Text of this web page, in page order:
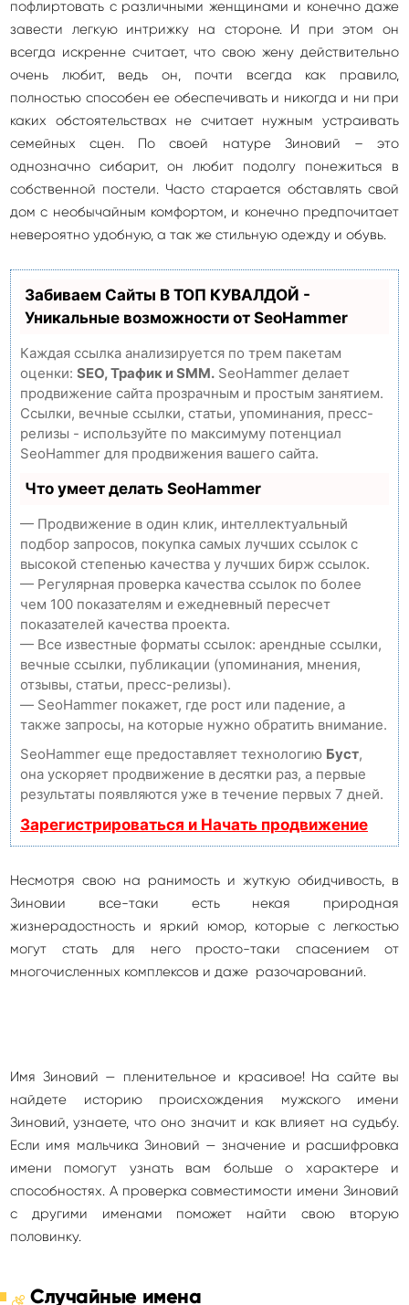
пофлиртовать с различными женщинами и конечно даже
завести легкую интрижку на стороне. И при этом он
всегда искренне считает, что свою жену действительно
очень любит, ведь он, почти всегда как правило,
полностью способен ее обеспечивать и никогда и ни при
каких обстоятельствах не считает нужным устраивать
семейных сцен. По своей натуре Зиновий – это
однозначно сибарит, он любит подолгу понежиться в
собственной постели. Часто старается обставлять свой
дом с необычайным комфортом, и конечно предпочитает
невероятно удобную, а так же стильную одежду и обувь.
Забиваем Сайты В ТОП КУВАЛДОЙ -
Уникальные возможности от SeoHammer
Каждая ссылка анализируется по трем пакетам
оценки: SEO, Трафик и SMM. SeoHammer делает
продвижение сайта прозрачным и простым занятием.
Ссылки, вечные ссылки, статьи, упоминания, пресс-
релизы - используйте по максимуму потенциал
SeoHammer для продвижения вашего сайта.
Что умеет делать SeoHammer
— Продвижение в один клик, интеллектуальный
подбор запросов, покупка самых лучших ссылок с
высокой степенью качества у лучших бирж ссылок.
— Регулярная проверка качества ссылок по более
чем 100 показателям и ежедневный пересчет
показателей качества проекта.
— Все известные форматы ссылок: арендные ссылки,
вечные ссылки, публикации (упоминания, мнения,
отзывы, статьи, пресс-релизы).
— SeoHammer покажет, где рост или падение, а
также запросы, на которые нужно обратить внимание.
SeoHammer еще предоставляет технологию Буст,
она ускоряет продвижение в десятки раз, а первые
результаты появляются уже в течение первых 7 дней.
Зарегистрироваться и Начать продвижение
Несмотря свою на ранимость и жуткую обидчивость, в
Зиновии все-таки есть некая природная
жизнерадостность и яркий юмор, которые с легкостью
могут стать для него просто-таки спасением от
многочисленных комплексов и даже разочарований.
Имя Зиновий — пленительное и красивое! На сайте вы
найдете историю происхождения мужского имени
Зиновий, узнаете, что оно значит и как влияет на судьбу.
Если имя мальчика Зиновий — значение и расшифровка
имени помогут узнать вам больше о характере и
способностях. А проверка совместимости имени Зиновий
с другими именами поможет найти свою вторую
половинку.
Случайные имена